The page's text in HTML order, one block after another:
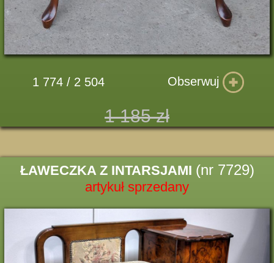
1 774 / 2 504 Obserwuj
1 185 zł
ŁAWECZKA Z INTARSJAMI (nr 7729)
artykuł sprzedany